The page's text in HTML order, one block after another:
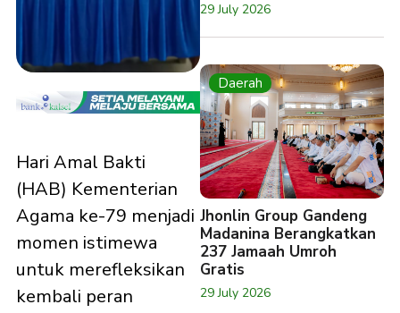
Hari Amal Bakti
(HAB) Kementerian
Agama ke-79 menjadi
momen istimewa
untuk merefleksikan
kembali peran
29 July 2026
Daerah
Jhonlin Group Gandeng
Madanina Berangkatkan
237 Jamaah Umroh
Gratis
29 July 2026